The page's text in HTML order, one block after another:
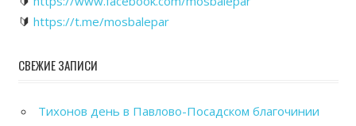
🔰 https://t.me/mosbalepar
СВЕЖИЕ ЗАПИСИ
Тихонов день в Павлово-Посадском благочинии